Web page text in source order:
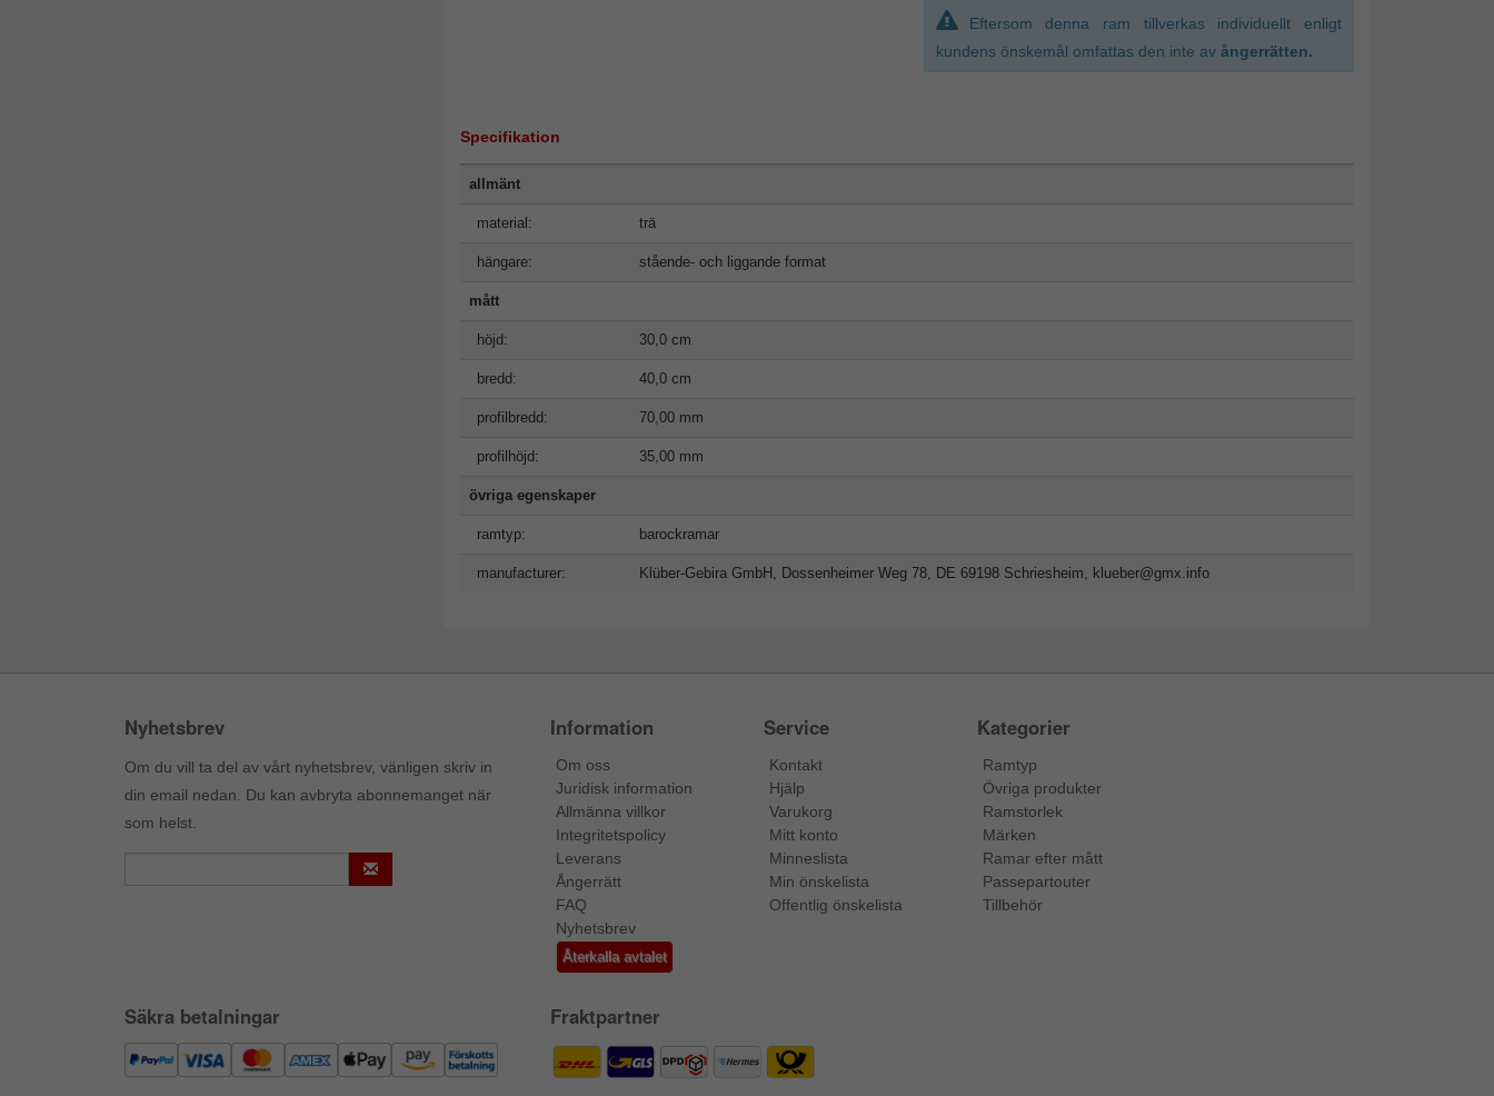
Eftersom denna ram tillverkas individuellt enligt
kundens önskemål omfattas den inte av ångerrätten.
Specifikation
allmänt
material: trä
hängare: stående- och liggande format
mått
höjd: 30,0 cm
bredd: 40,0 cm
profilbredd: 70,00 mm
profilhöjd: 35,00 mm
övriga egenskaper
ramtyp: barockramar
manufacturer: Klüber-Gebira GmbH, Dossenheimer Weg 78, DE 69198 Schriesheim, klueber@gmx.info
Nyhetsbrev
Om du vill ta del av vårt nyhetsbrev, vänligen skriv in
din email nedan. Du kan avbryta abonnemanget när
som helst.
Information
Om oss
Juridisk information
Allmänna villkor
Integritetspolicy
Leverans
Ångerrätt
FAQ
Nyhetsbrev
Återkalla avtalet
Service
Kontakt
Hjälp
Varukorg
Mitt konto
Minneslista
Min önskelista
Offentlig önskelista
Kategorier
Ramtyp
Övriga produkter
Ramstorlek
Märken
Ramar efter mått
Passepartouter
Tillbehör
Säkra betalningar Fraktpartner